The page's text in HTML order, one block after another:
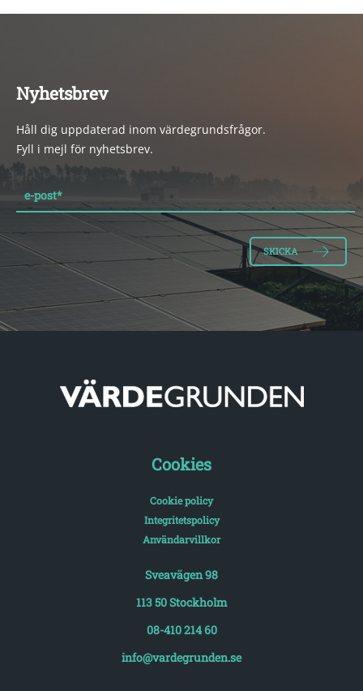
Nyhetsbrev
Håll dig uppdaterad inom värdegrundsfrågor.
Fyll i mejl för nyhetsbrev.
e-post*
Cookies
Cookie policy
Integritetspolicy
Användarvillkor
Sveavägen 98
113 50 Stockholm
08-410 214 60
info@vardegrunden.se